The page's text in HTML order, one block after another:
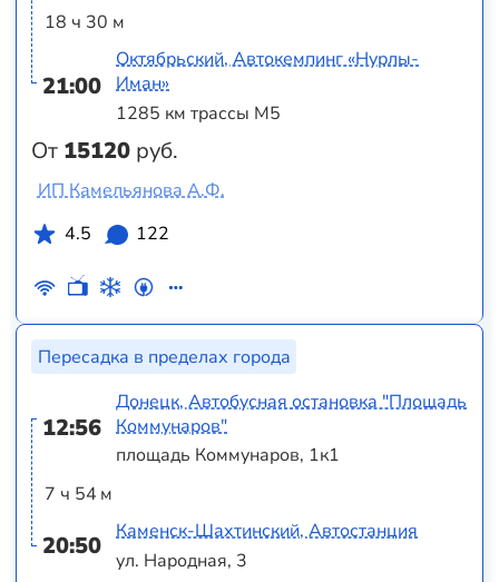
18 ч 30 м
21:00
От 15120 руб.
Октябрьский, Автокемпинг «Нурлы-
Иман»
1285 км трассы М5
ИП Камельянова А.Ф.
4.5
122
Пересадка в пределах города
12:56
7 ч 54 м
20:50
Донецк, Автобусная остановка "Площадь
Коммунаров"
площадь Коммунаров, 1к1
Каменск-Шахтинский, Автостанция
ул. Народная, 3